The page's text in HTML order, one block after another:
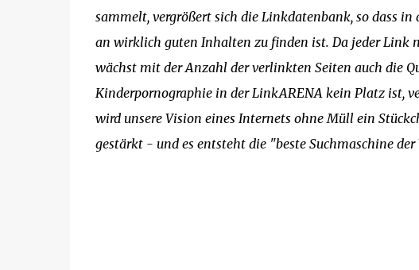
sammelt, vergrößert sich die Linkdatenbank, so dass
an wirklich guten Inhalten zu finden ist. Da jeder Link
wächst mit der Anzahl der verlinkten Seiten auch die
Kinderpornographie in der LinkARENA kein Platz ist,
wird unsere Vision eines Internets ohne Müll ein
gestärkt - und es entsteht die "beste Suchmaschine der